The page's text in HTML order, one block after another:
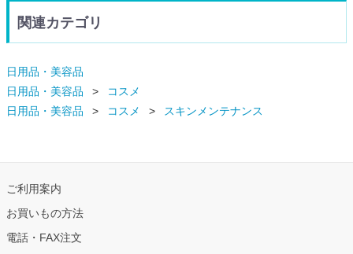
関連カテゴリ
日用品・美容品
日用品・美容品
コスメ
日用品・美容品
コスメ スキンメンテナンス
ご利用案内
お買いもの方法
電話・FAX注文